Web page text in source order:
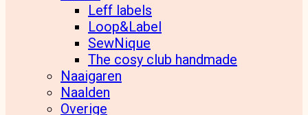
Leff labels
Loop&Label
SewNique
The cosy club handmade
Naaigaren
Naalden
Overige